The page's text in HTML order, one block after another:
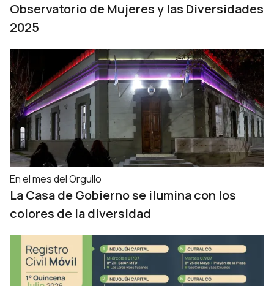
Observatorio de Mujeres y las Diversidades
2025
En el mes del Orgullo
La Casa de Gobierno se ilumina con los
colores de la diversidad